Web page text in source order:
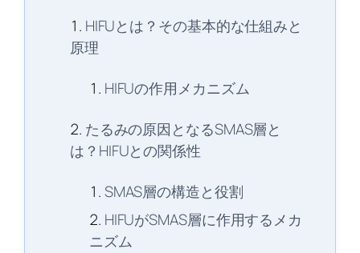
HIFUとは？その基本的な仕組みと
原理
HIFUの作用メカニズム
たるみの原因となるSMAS層と
は？HIFUとの関係性
SMAS層の構造と役割
HIFUがSMAS層に作用するメカ
ニズム